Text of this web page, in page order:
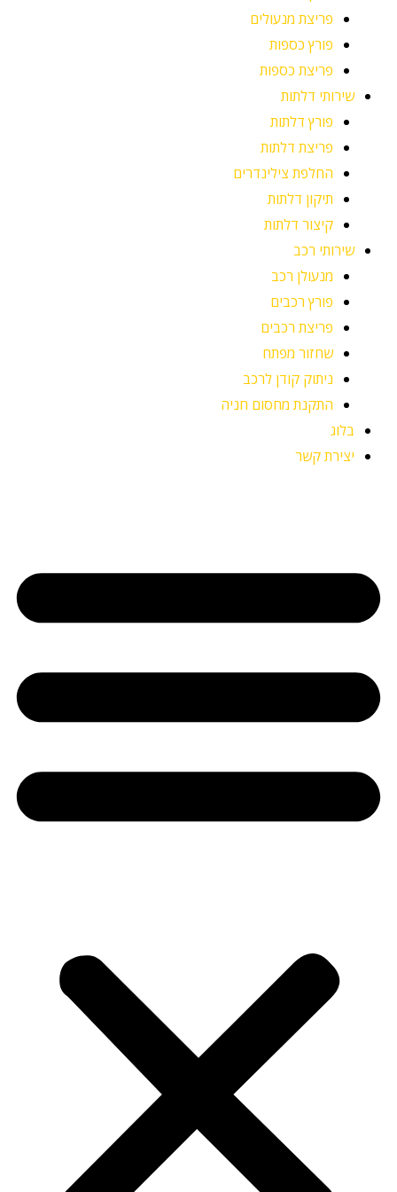
פריצת מנעולים
פורץ כספות
פריצת כספות
שירותי דלתות
פורץ דלתות
פריצת דלתות
החלפת צילינדרים
תיקון דלתות
קיצור דלתות
שירותי רכב
מנעולן רכב
פורץ רכבים
פריצת רכבים
שחזור מפתח
ניתוק קודן לרכב
התקנת מחסום חניה
בלוג
יצירת קשר